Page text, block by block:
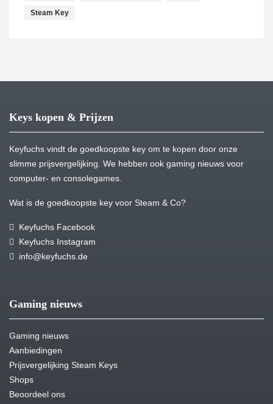
Steam Key
Keys kopen & Prijzen
Keyfuchs vindt de goedkoopste key om te kopen door onze
slimme prijsvergelijking. We hebben ook gaming nieuws voor
computer- en consolegames.
Wat is de goedkoopste key voor Steam & Co?
Keyfuchs Facebook
Keyfuchs Instagram
info@keyfuchs.de
Gaming nieuws
Gaming nieuws
Aanbiedingen
Prijsvergelijking Steam Keys
Shops
Beoordeel ons